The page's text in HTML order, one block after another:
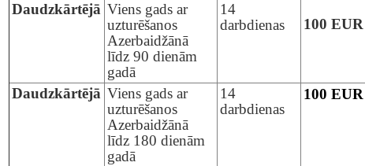
Daudzkārtējā Viens gads ar
uzturēšanos
Azerbaidžānā
līdz 90 dienām
gadā
14
darbdienas
100 EUR
Daudzkārtējā Viens gads ar
uzturēšanos
Azerbaidžānā
līdz 180 dienām
gadā
14
darbdienas
100 EUR